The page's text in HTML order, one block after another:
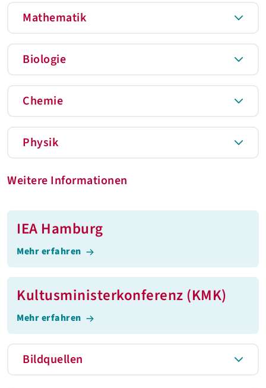
Mathematik
Biologie
Chemie
Physik
Weitere Informationen
IEA Hamburg
Mehr erfahren
Kultusministerkonferenz (KMK)
Mehr erfahren
Bildquellen